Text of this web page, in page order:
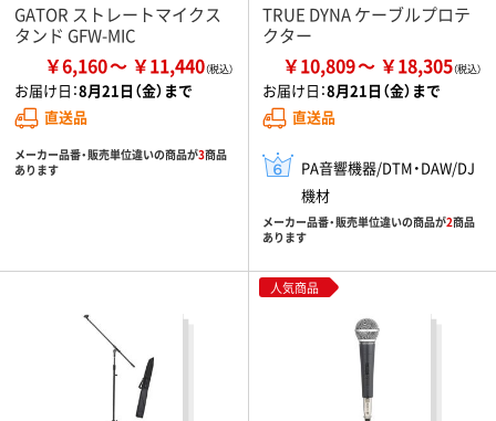
GATOR ストレートマイクス
タンド GFW-MIC
￥6,160 ￥11,440
お届け日：8月21日（金）まで
直送品
メーカー品番・販売単位違いの商品が3商品
あります
TRUE DYNA ケーブルプロテ
クター
￥10,809 ￥18,305
お届け日：8月21日（金）まで
直送品
PA音響機器/DTM・DAW/DJ
機材
メーカー品番・販売単位違いの商品が2商品
あります
人気商品